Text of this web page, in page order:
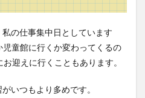
の仕事集中日としています
童館に行くか変わってくるの
迎えに行くこともあります。
いつもより多めです。